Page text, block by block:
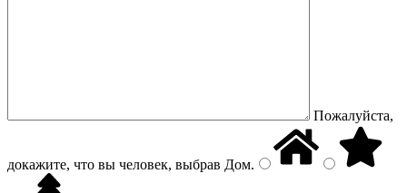
Пожалуйста,
докажите, что вы человек, выбрав Дом.